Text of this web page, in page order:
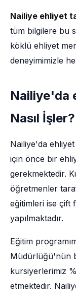
Nailiye ehliyet
tüm bilgilere bu
köklü ehliyet
deneyimimizle
Nailiye'da
Nasıl İşler?
Nailiye'da
için önce bir
gerekmektedir.
öğretmenler
eğitimleri ise çift
yapılmaktadır.
Eğitim
Müdürlüğü'nün
kursiyerlerimiz
etmektedir.